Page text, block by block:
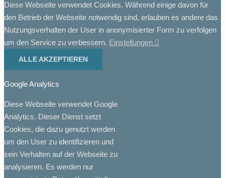
Diese Webseite verwendet Cookies. Während einige davon für
den Betrieb der Webseite notwendig sind, erlauben es andere das
Nutzungsverhalten der User in anonymisierter Form zu verfolgen
um den Service zu verbessern. Einstellungen
ALLE AKZEPTIEREN
Google Analytics
Diese Webseite verwendet Google
Analytics. Dieser Dienst setzt
Cookies, die dazu genutzt werden
um den User zu identifizieren und
sein Verhalten auf der Webseite zu
analysieren. Es werden nur